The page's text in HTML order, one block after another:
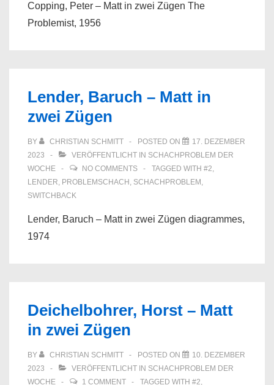
Copping, Peter – Matt in zwei Zügen The
Problemist, 1956
Lender, Baruch – Matt in
zwei Zügen
BY CHRISTIAN SCHMITT POSTED ON
17. DEZEMBER
2023
VERÖFFENTLICHT IN SCHACHPROBLEM DER
WOCHE
NO COMMENTS TAGGED WITH #2,
LENDER, PROBLEMSCHACH , SCHACHPROBLEM ,
SWITCHBACK
Lender, Baruch – Matt in zwei Zügen diagrammes,
1974
Deichelbohrer, Horst – Matt
in zwei Zügen
BY CHRISTIAN SCHMITT POSTED ON
10. DEZEMBER
2023
VERÖFFENTLICHT IN SCHACHPROBLEM DER
WOCHE
1 COMMENT TAGGED WITH #2,